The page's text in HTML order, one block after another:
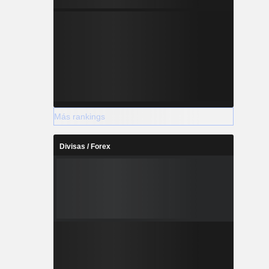
Más rankings
Divisas / Forex